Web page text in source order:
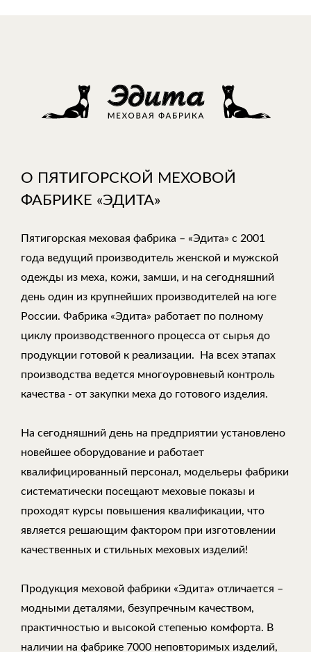
О ПЯТИГОРСКОЙ МЕХОВОЙ
ФАБРИКЕ «ЭДИТА»
Пятигорская меховая фабрика – «Эдита» с 2001
года ведущий производитель женской и мужской
одежды из меха, кожи, замши, и на сегодняшний
день один из крупнейших производителей на юге
России. Фабрика «Эдита» работает по полному
циклу производственного процесса от сырья до
продукции готовой к реализации. На всех этапах
производства ведется многоуровневый контроль
качества - от закупки меха до готового изделия.
На сегодняшний день на предприятии установлено
новейшее оборудование и работает
квалифицированный персонал, модельеры фабрики
систематически посещают меховые показы и
проходят курсы повышения квалификации, что
является решающим фактором при изготовлении
качественных и стильных меховых изделий!
Продукция меховой фабрики «Эдита» отличается –
модными деталями, безупречным качеством,
практичностью и высокой степенью комфорта. В
наличии на фабрике 7000 неповторимых изделий,